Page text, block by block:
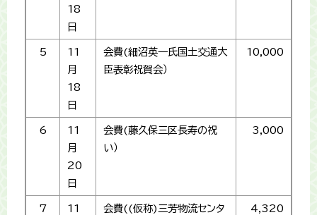
18
日
5
11
月
18
日
会費(細沼英一氏国土交通大
臣表彰祝賀会）
10,000
6
11
月
20
日
会費(藤久保三区長寿の祝
い）
3,000
7
11
会費((仮称)三芳物流センタ
4,320